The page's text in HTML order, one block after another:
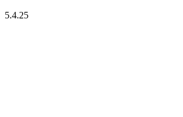
5.4.25